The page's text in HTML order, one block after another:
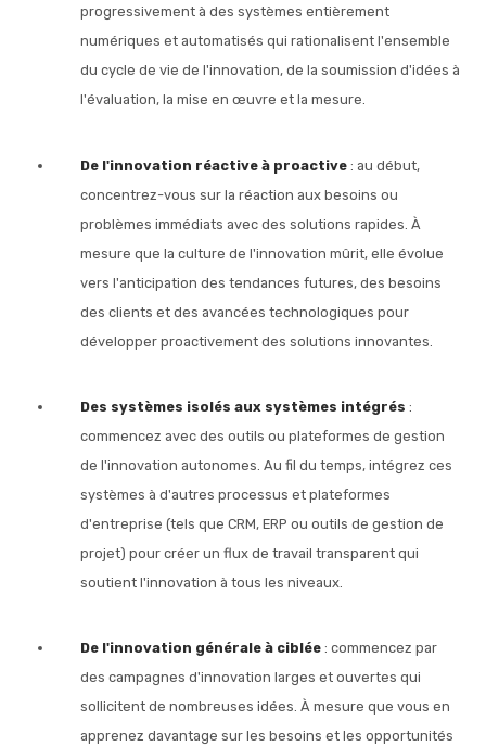
progressivement à des systèmes entièrement
numériques et automatisés qui rationalisent l'ensemble
du cycle de vie de l'innovation, de la soumission d'idées à
l'évaluation, la mise en œuvre et la mesure.
De l'innovation réactive à proactive : au début,
concentrez-vous sur la réaction aux besoins ou
problèmes immédiats avec des solutions rapides. À
mesure que la culture de l'innovation mûrit, elle évolue
vers l'anticipation des tendances futures, des besoins
des clients et des avancées technologiques pour
développer proactivement des solutions innovantes.
Des systèmes isolés aux systèmes intégrés :
commencez avec des outils ou plateformes de gestion
de l'innovation autonomes. Au fil du temps, intégrez ces
systèmes à d'autres processus et plateformes
d'entreprise (tels que CRM, ERP ou outils de gestion de
projet) pour créer un flux de travail transparent qui
soutient l'innovation à tous les niveaux.
De l'innovation générale à ciblée : commencez par
des campagnes d'innovation larges et ouvertes qui
sollicitent de nombreuses idées. À mesure que vous en
apprenez davantage sur les besoins et les opportunités